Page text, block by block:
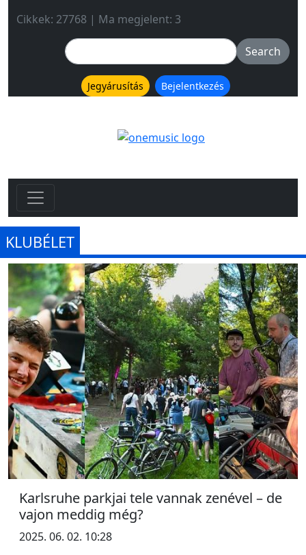
Cikkek: 27768 | Ma megjelent: 3
Jegyárusítás Bejelentkezés
KLUBÉLET
Karlsruhe parkjai tele vannak zenével – de
vajon meddig még?
2025. 06. 02. 10:28